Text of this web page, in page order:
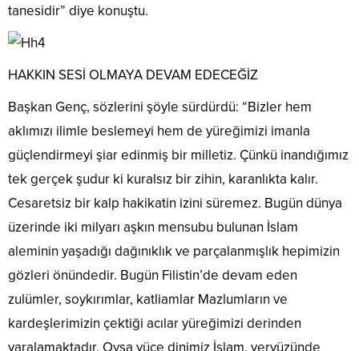
tanesidir” diye konuştu.
HAKKIN SESİ OLMAYA DEVAM EDECEĞİZ
Başkan Genç, sözlerini şöyle sürdürdü: “Bizler hem
aklımızı ilimle beslemeyi hem de yüreğimizi imanla
güçlendirmeyi şiar edinmiş bir milletiz. Çünkü inandığımız
tek gerçek şudur ki kuralsız bir zihin, karanlıkta kalır.
Cesaretsiz bir kalp hakikatin izini süremez. Bugün dünya
üzerinde iki milyarı aşkın mensubu bulunan İslam
aleminin yaşadığı dağınıklık ve parçalanmışlık hepimizin
gözleri önündedir. Bugün Filistin’de devam eden
zulümler, soykırımlar, katliamlar Mazlumların ve
kardeşlerimizin çektiği acılar yüreğimizi derinden
yaralamaktadır. Oysa yüce dinimiz İslam, yeryüzünde